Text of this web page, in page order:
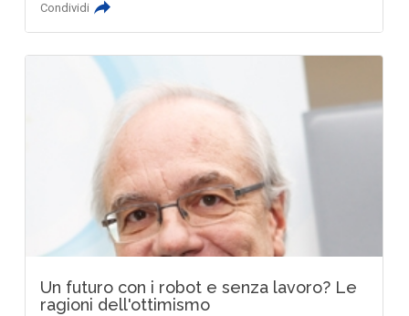
Condividi
Un futuro con i robot e senza lavoro? Le
ragioni dell'ottimismo